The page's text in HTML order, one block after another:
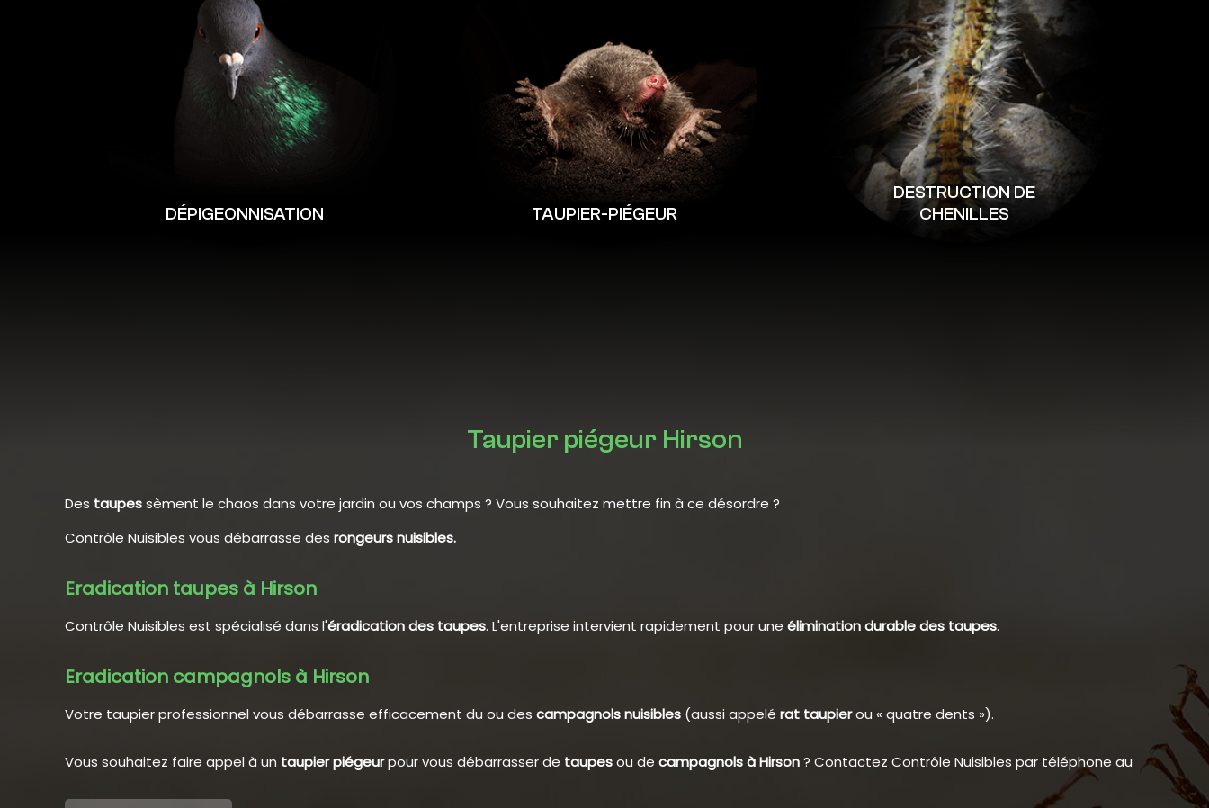
DÉPIGEONNISATION TAUPIER-PIÉGEUR
DESTRUCTION DE
CHENILLES
Taupier piégeur Hirson
Des taupessèment le chaos dans votre jardin ou vos champs ? Vous souhaitez mettre fin à ce désordre ?
Contrôle Nuisibles vous débarrasse des rongeurs nuisibles.
Eradication taupes à Hirson
Contrôle Nuisibles est spécialisé dans l'éradication des taupes. L'entreprise intervient rapidement pour une élimination durable des taupes.
Eradication campagnols à Hirson
Votre taupier professionnel vous débarrasse efficacement du ou des campagnols nuisibles (aussi appelé rat taupierou « quatre dents »).
Vous souhaitez faire appel à un taupier piégeurpour vous débarrasser de taupesou de campagnols à Hirson? Contactez Contrôle Nuisibles par téléphone au